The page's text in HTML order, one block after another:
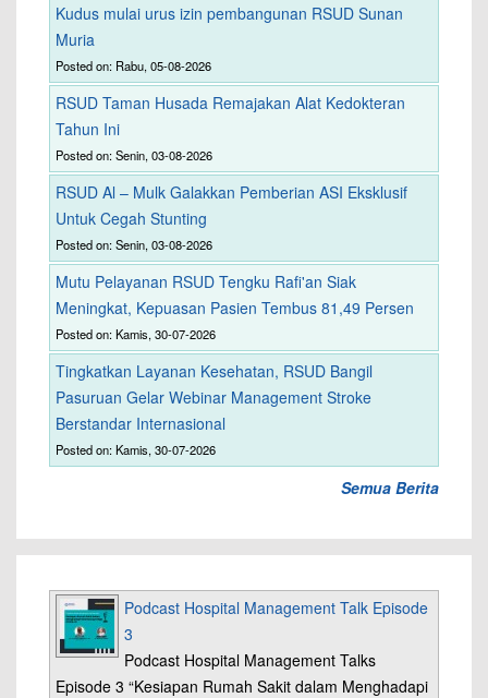
Kudus mulai urus izin pembangunan RSUD Sunan
Muria
Posted on: Rabu, 05-08-2026
RSUD Taman Husada Remajakan Alat Kedokteran
Tahun Ini
Posted on: Senin, 03-08-2026
RSUD Al – Mulk Galakkan Pemberian ASI Eksklusif
Untuk Cegah Stunting
Posted on: Senin, 03-08-2026
Mutu Pelayanan RSUD Tengku Rafi'an Siak
Meningkat, Kepuasan Pasien Tembus 81,49 Persen
Posted on: Kamis, 30-07-2026
Tingkatkan Layanan Kesehatan, RSUD Bangil
Pasuruan Gelar Webinar Management Stroke
Berstandar Internasional
Posted on: Kamis, 30-07-2026
Semua Berita
Podcast Hospital Management Talk Episode
3
Podcast Hospital Management Talks
Episode 3 “Kesiapan Rumah Sakit dalam Menghadapi